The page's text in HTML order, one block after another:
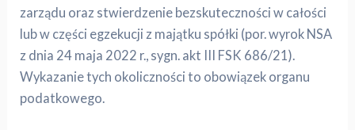
zarządu oraz stwierdzenie bezskuteczności w całości
lub w części egzekucji z majątku spółki (por. wyrok NSA
z dnia 24 maja 2022 r., sygn. akt III FSK 686/21).
Wykazanie tych okoliczności to obowiązek organu
podatkowego.